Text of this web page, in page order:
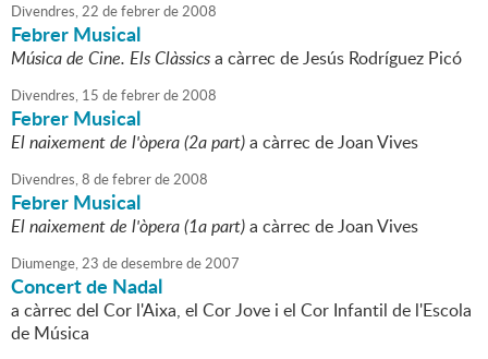
Divendres,22 defebrerde2008
Febrer Musical
Música de Cine. Els Clàssicsa càrrec de Jesús Rodríguez Picó
Divendres, 15 defebrerde2008
Febrer Musical
El naixement de l'òpera (2a part)a càrrec de Joan Vives
Divendres,8 defebrerde2008
Febrer Musical
El naixement de l'òpera (1a part)a càrrec de Joan Vives
Diumenge,23 dedesembrede2007
Concert de Nadal
a càrrec del Cor l'Aixa, el Cor Jove i el Cor Infantil de l'Escola
de Música